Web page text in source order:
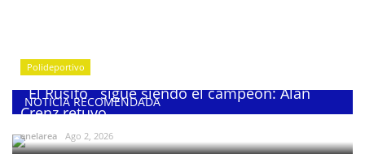
NOTICIA RECOMENDADA
Polideportivo
¨El Rusito¨ sigue siendo el campeón: Alan
Crenz retuvo...
enelarea Ago 2, 2026